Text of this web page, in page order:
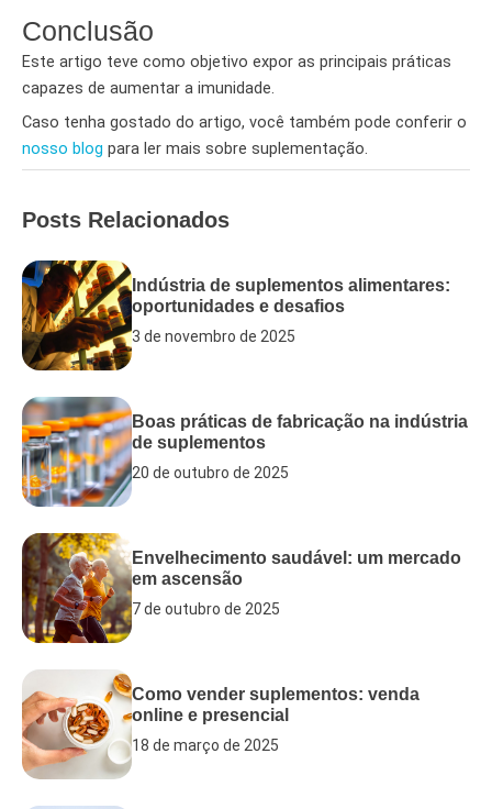
Conclusão
Este artigo teve como objetivo expor as principais práticas
capazes de aumentar a imunidade.
Caso tenha gostado do artigo, você também pode conferir o
nosso blog para ler mais sobre suplementação.
Posts Relacionados
Indústria de suplementos alimentares:
oportunidades e desafios
3 de novembro de 2025
Boas práticas de fabricação na indústria
de suplementos
20 de outubro de 2025
Envelhecimento saudável: um mercado
em ascensão
7 de outubro de 2025
Como vender suplementos: venda
online e presencial
18 de março de 2025